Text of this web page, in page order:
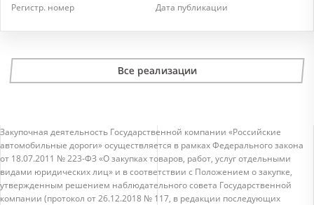
Регистр. номер Дата публикации
Все реализации
Закупочная деятельность Государственной компании «Российские
автомобильные дороги» осуществляется в рамках Федерального закона
от 18.07.2011 № 223-ФЗ «О закупках товаров, работ, услуг отдельными
видами юридических лиц» и в соответствии с Положением о закупке,
утвержденным решением наблюдательного совета Государственной
компании (протокол от 26.12.2018 № 117, в редакции последующих